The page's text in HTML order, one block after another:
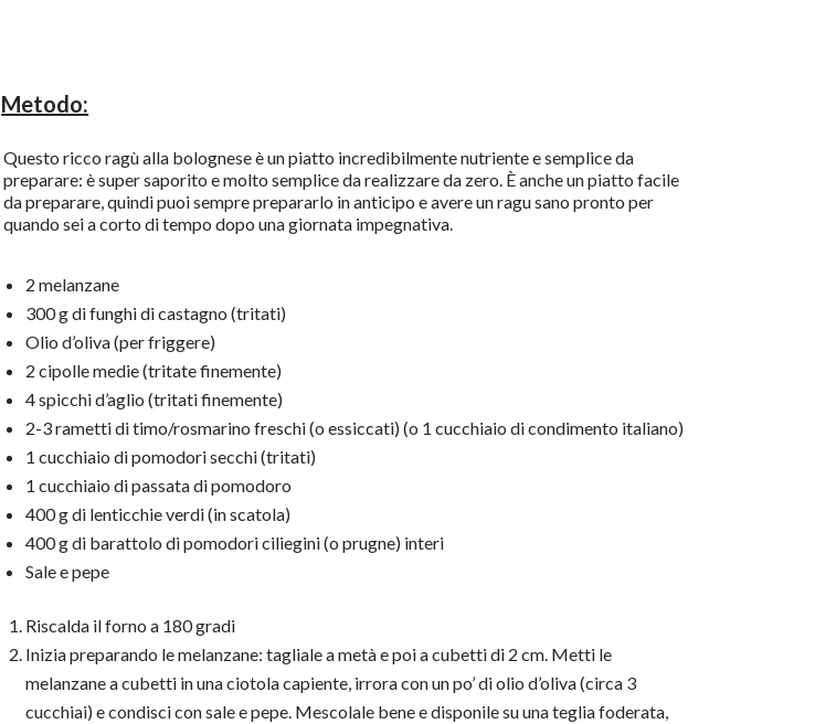
Metodo:
Questo ricco ragù alla bolognese è un piatto incredibilmente nutriente e semplice da
preparare: è super saporito e molto semplice da realizzare da zero. È anche un piatto facile
da preparare, quindi puoi sempre prepararlo in anticipo e avere un ragu sano pronto per
quando sei a corto di tempo dopo una giornata impegnativa.
2 melanzane
300 g di funghi di castagno (tritati)
Olio d’oliva (per friggere)
2 cipolle medie (tritate finemente)
4 spicchi d’aglio (tritati finemente)
2-3 rametti di timo/rosmarino freschi (o essiccati) (o 1 cucchiaio di condimento italiano)
1 cucchiaio di pomodori secchi (tritati)
1 cucchiaio di passata di pomodoro
400 g di lenticchie verdi (in scatola)
400 g di barattolo di pomodori ciliegini (o prugne) interi
Sale e pepe
Riscalda il forno a 180 gradi
Inizia preparando le melanzane: tagliale a metà e poi a cubetti di 2 cm. Metti le
melanzane a cubetti in una ciotola capiente, irrora con un po’ di olio d’oliva (circa 3
cucchiai) e condisci con sale e pepe. Mescolale bene e disponile su una teglia foderata,